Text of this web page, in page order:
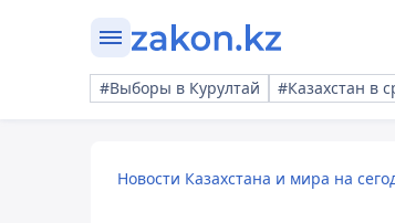
#Выборы в Курултай #Казахстан в
Новости Казахстана и мира на